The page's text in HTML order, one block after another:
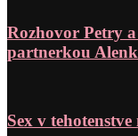
Rozhovor Petry
partnerkou
Sex v